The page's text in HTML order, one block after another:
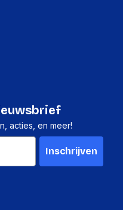
acties, en meer!
Inschrijven